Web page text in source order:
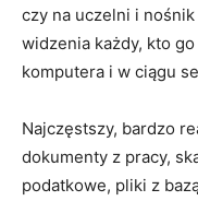
czy na uczelni i
widzenia każdy, kto
komputera i w ciągu
Najczęstszy, bardzo
dokumenty z pracy,
podatkowe, pliki z